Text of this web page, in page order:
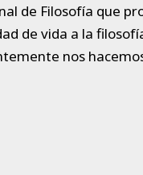
de Filosofía que
de vida a la
nos